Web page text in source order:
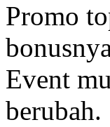
Promo
Event
berubah.